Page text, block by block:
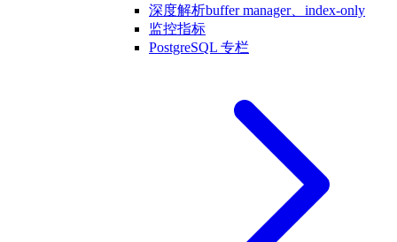
深度解析buffer manager、index-only
监控指标
PostgreSQL 专栏